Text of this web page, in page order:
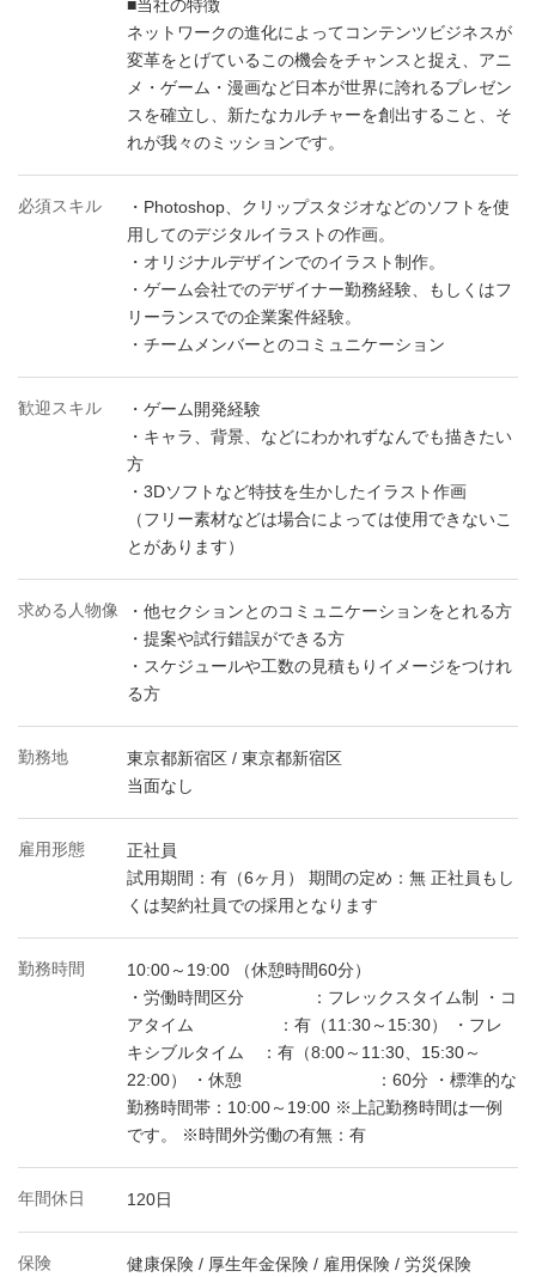
■当社の特徴
ネットワークの進化によってコンテンツビジネスが
変革をとげているこの機会をチャンスと捉え、アニ
メ・ゲーム・漫画など日本が世界に誇れるプレゼン
スを確立し、新たなカルチャーを創出すること、そ
れが我々のミッションです。
必須スキル
・Photoshop、クリップスタジオなどのソフトを使
用してのデジタルイラストの作画。
・オリジナルデザインでのイラスト制作。
・ゲーム会社でのデザイナー勤務経験、もしくはフ
リーランスでの企業案件経験。
・チームメンバーとのコミュニケーション
歓迎スキル
・ゲーム開発経験
・キャラ、背景、などにわかれずなんでも描きたい
方
・3Dソフトなど特技を生かしたイラスト作画
（フリー素材などは場合によっては使用できないこ
とがあります）
求める人物像
・他セクションとのコミュニケーションをとれる方
・提案や試行錯誤ができる方
・スケジュールや工数の見積もりイメージをつけれ
る方
勤務地
東京都新宿区 / 東京都新宿区
当面なし
雇用形態
正社員
試用期間：有（6ヶ月） 期間の定め：無 正社員もし
くは契約社員での採用となります
勤務時間
10:00～19:00 （休憩時間60分）
・労働時間区分 ：フレックスタイム制 ・コ
アタイム ：有（11:30～15:30） ・フレ
キシブルタイム ：有（8:00～11:30、15:30～
22:00） ・休憩 ：60分 ・標準的な
勤務時間帯：10:00～19:00 ※上記勤務時間は一例
です。 ※時間外労働の有無：有
年間休日 120日
保険 健康保険 / 厚生年金保険 / 雇用保険 / 労災保険